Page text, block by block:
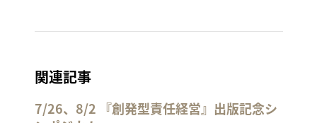
関連記事
7/26、8/2 『創発型責任経営』出版記念シ